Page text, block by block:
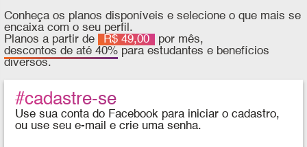
Conheça os planos disponíveis e selecione o que mais se
encaixa com o seu perfil.
Planos a partir de
R$ 49,00
por mês,
descontos de até 40% para estudantes e benefícios
diversos.
#cadastre-se
Use sua conta do Facebook para iniciar o cadastro,
ou use seu e-mail e crie uma senha.